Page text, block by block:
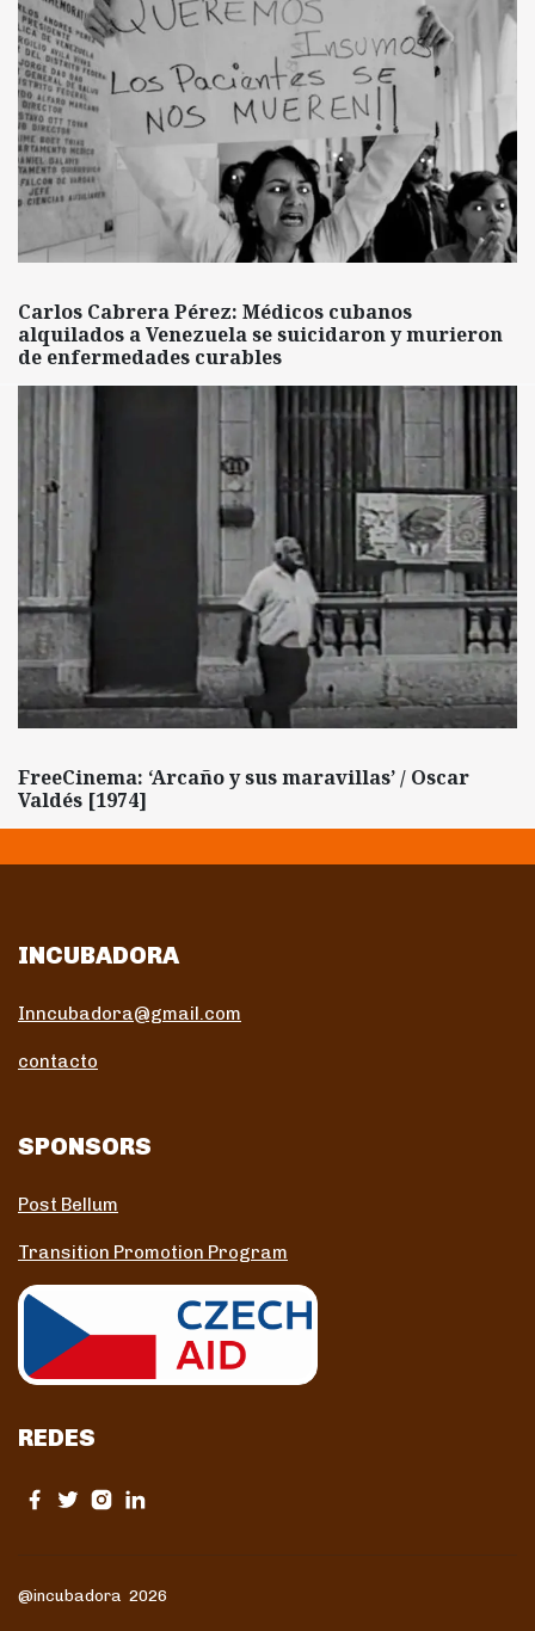
Carlos Cabrera Pérez: Médicos cubanos
alquilados a Venezuela se suicidaron y murieron
de enfermedades curables
FreeCinema: ‘Arcaño y sus maravillas’ / Oscar
Valdés [1974]
INCUBADORA
Inncubadora@gmail.com
contacto
SPONSORS
Post Bellum
Transition Promotion Program
REDES
@incubadora 2026